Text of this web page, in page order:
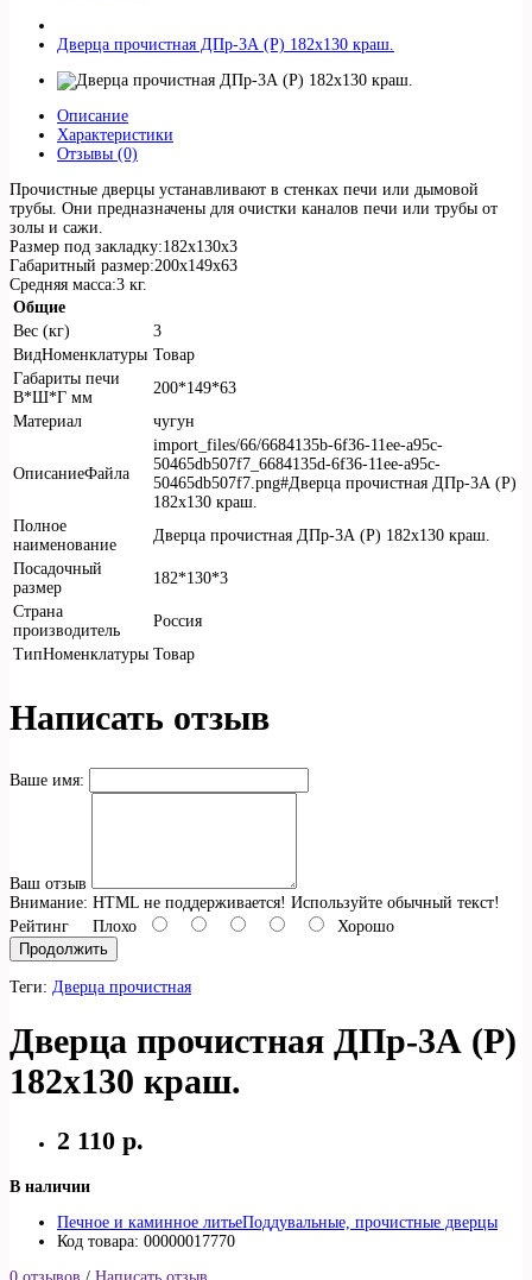
Дверца прочистная ДПр-3А (Р) 182х130 краш.
Описание
Характеристики
Отзывы (0)
Прочистные дверцы устанавливают в стенках печи или дымовой
трубы. Они предназначены для очистки каналов печи или трубы от
золы и сажи.
Размер под закладку:182х130х3
Габаритный размер:200х149х63
Средняя масса:3 кг.
Общие
Вес (кг)
3
ВидНоменклатуры Товар
Габариты печи
В*Ш*Г мм
200*149*63
Материал
чугун
ОписаниеФайла
import_files/66/6684135b-6f36-11ee-a95c-
50465db507f7_6684135d-6f36-11ee-a95c-
50465db507f7.png#Дверца прочистная ДПр-3А (Р)
182х130 краш.
Полное
наименование
Дверца прочистная ДПр-3А (Р) 182х130 краш.
Посадочный
размер
182*130*3
Страна
производитель
Россия
ТипНоменклатуры Товар
Написать отзыв
Ваше имя:
Ваш отзыв
Внимание: HTML не поддерживается! Используйте обычный текст!
Рейтинг Плохо
Хорошо
Продолжить
Теги: Дверца прочистная
Дверца прочистная ДПр-3А (Р)
182х130 краш.
2 110 р.
В наличии
Печное и каминное литьеПоддувальные, прочистные дверцы
Код товара: 00000017770